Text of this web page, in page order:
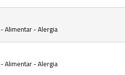
- Alimentar - Alergia
- Alimentar - Alergia